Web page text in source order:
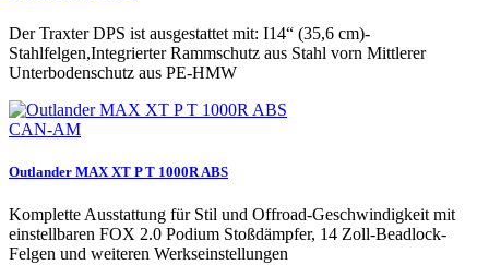
Der Traxter DPS ist ausgestattet mit: I14“ (35,6 cm)-
Stahlfelgen,Integrierter Rammschutz aus Stahl vorn Mittlerer
Unterbodenschutz aus PE-HMW
CAN-AM
Outlander MAX XT P T 1000R ABS
Komplette Ausstattung für Stil und Offroad-Geschwindigkeit mit
einstellbaren FOX 2.0 Podium Stoßdämpfer, 14 Zoll-Beadlock-
Felgen und weiteren Werkseinstellungen